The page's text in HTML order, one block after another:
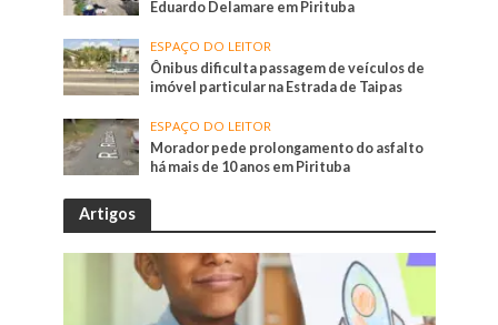
Eduardo Delamare em Pirituba
ESPAÇO DO LEITOR
Ônibus dificulta passagem de veículos de
imóvel particular na Estrada de Taipas
ESPAÇO DO LEITOR
Morador pede prolongamento do asfalto
há mais de 10 anos em Pirituba
Artigos